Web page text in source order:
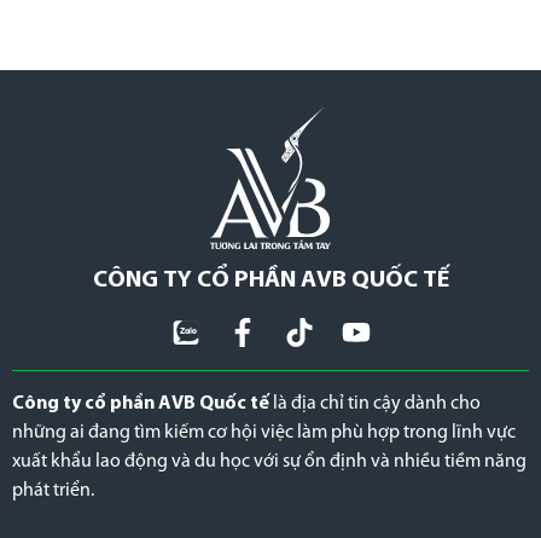
CÔNG TY CỔ PHẦN AVB QUỐC TẾ
Công ty cổ phần AVB Quốc tế là địa chỉ tin cậy dành cho
những ai đang tìm kiếm cơ hội việc làm phù hợp trong lĩnh vực
xuất khẩu lao động và du học với sự ổn định và nhiều tiềm năng
phát triển.